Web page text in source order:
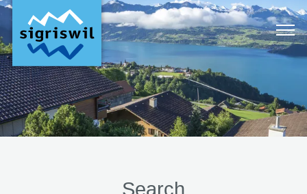
Search